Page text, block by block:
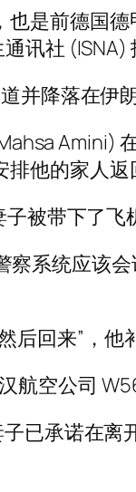
是前德国
讯社
并降落在伊
他的家人返
被带下了飞
系统应该
回来”，他
航空公司
已承诺在